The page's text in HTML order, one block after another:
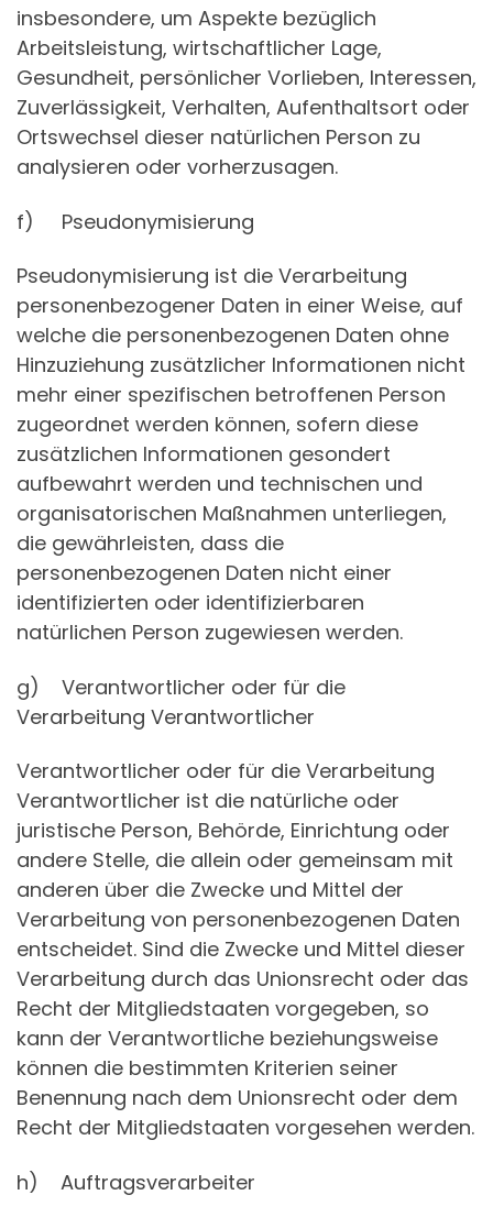
insbesondere, um Aspekte bezüglich
Arbeitsleistung, wirtschaftlicher Lage,
Gesundheit, persönlicher Vorlieben, Interessen,
Zuverlässigkeit, Verhalten, Aufenthaltsort oder
Ortswechsel dieser natürlichen Person zu
analysieren oder vorherzusagen.
f) Pseudonymisierung
Pseudonymisierung ist die Verarbeitung
personenbezogener Daten in einer Weise, auf
welche die personenbezogenen Daten ohne
Hinzuziehung zusätzlicher Informationen nicht
mehr einer spezifischen betroffenen Person
zugeordnet werden können, sofern diese
zusätzlichen Informationen gesondert
aufbewahrt werden und technischen und
organisatorischen Maßnahmen unterliegen,
die gewährleisten, dass die
personenbezogenen Daten nicht einer
identifizierten oder identifizierbaren
natürlichen Person zugewiesen werden.
g) Verantwortlicher oder für die
Verarbeitung Verantwortlicher
Verantwortlicher oder für die Verarbeitung
Verantwortlicher ist die natürliche oder
juristische Person, Behörde, Einrichtung oder
andere Stelle, die allein oder gemeinsam mit
anderen über die Zwecke und Mittel der
Verarbeitung von personenbezogenen Daten
entscheidet. Sind die Zwecke und Mittel dieser
Verarbeitung durch das Unionsrecht oder das
Recht der Mitgliedstaaten vorgegeben, so
kann der Verantwortliche beziehungsweise
können die bestimmten Kriterien seiner
Benennung nach dem Unionsrecht oder dem
Recht der Mitgliedstaaten vorgesehen werden.
h) Auftragsverarbeiter